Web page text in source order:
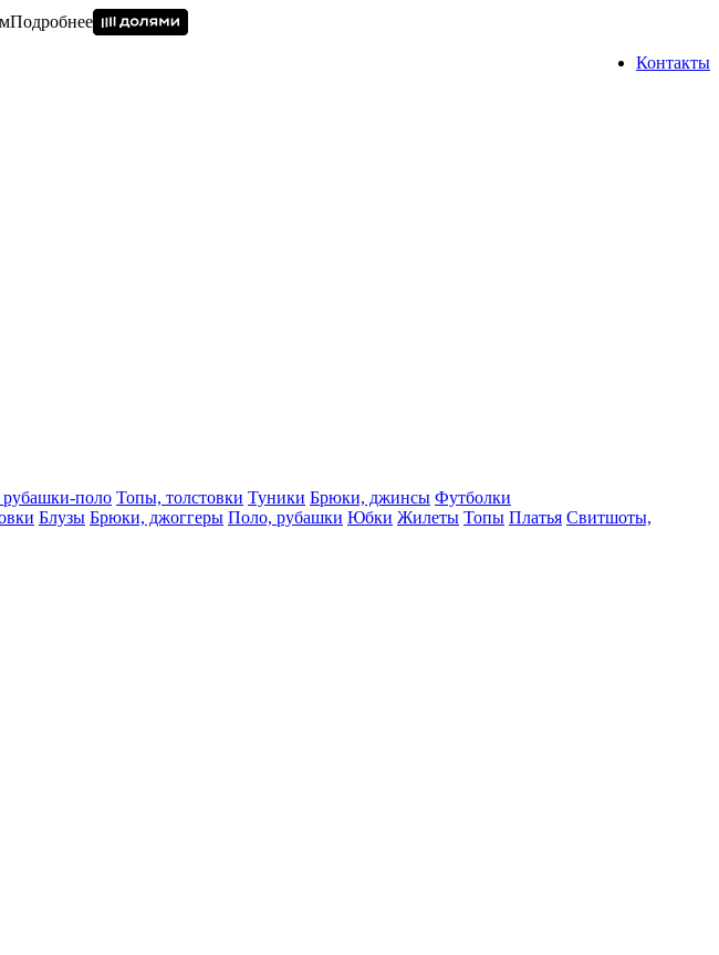
Подробнее
Контакты
поло Топы, толстовки Туники Брюки, джинсы Футболки
Блузы Брюки, джоггеры Поло, рубашки Юбки Жилеты Топы Платья Свитшоты,